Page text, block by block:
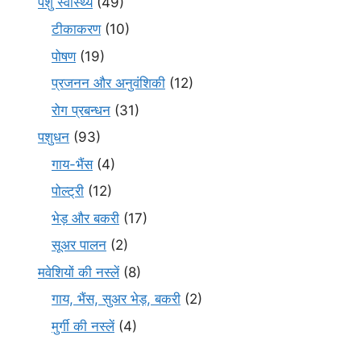
टीकाकरण(10)
पोषण(19)
प्रजनन और अनुवंशिकी (12)
रोग प्रबन्धन (31)
पशुधन (93)
गाय-भैंस(4)
पोल्ट्री (12)
भेड़ और बकरी (17)
सूअर पालन (2)
मवेशियों की नस्लें(8)
गाय, भैंस, सुअर भेड़, बकरी (2)
मुर्गी की नस्लें(4)